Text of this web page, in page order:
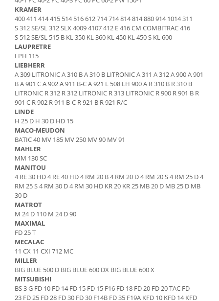
Joystick Danfoss
Joystick Dieci
Joystick Sevcon
Joystick Skyjack
Joystick Niftylift
Joystick Airo
Joystick CTI INTERNAL
Joystick Grove
Joystick Dinolift
Joystick Haulotte
Piese Joystick
Baterii
Baterie 2V
Baterii 6V
Baterie 8V
Baterii 12V
Baterii 24V
Mentenanta baterii
Incarcatoare - redresoare
Redresor 12V
Incarcatoare 24V
Redresor 36V
Redresoare 80V
Piese Nilfisk
Piese Neuson
Piese Nagano
Piese Bitelli
Piese Carrier
Piese Yamaguchi
Piese Weiro
Piese Toro
Piese Thomas
Piese Thaler
Piese Thwaites
Piese Tennant
Piese Sumitomo
Piese Beretta
Piese Weber
Piese Spra Coupe
Piese Skogs Jan
Piese Schmidt
Piese Saurer
Piese Rottne
KRAMER
400 411 414 415 514 516 612 714 714 814 814 880 914 1014 311
S 312 SE/SL 312 SLX 4009 4107 412 E 416 CM COMBITRAC 416
S 512 SE/SL 515 B KL 350 KL 360 KL 450 KL 450 S KL 600
LAUPRETRE
LPH 115
LIEBHERR
A 309 LITRONIC A 310 B A 310 B LITRONIC A 311 A 312 A 900 A 901
B A 901 C A 902 A 911 B-C A 921 L 508 LH 900 A R 310 B R 310 B
LITRONIC R 312 R 312 LITRONIC R 313 LITRONIC R 900 R 901 B R
901 C R 902 R 911 B-C R 921 B R 921 R/C
LINDE
H 25 D H 30 D HD 15
MACO-MEUDON
BATIC 40 MV 185 MV 250 MV 90 MV 91
MAHLER
MM 130 SC
MANITOU
4 RE 30 HD 4 RE 40 HD 4 RM 20 B 4 RM 20 D 4 RM 20 S 4 RM 25 D 4
RM 25 S 4 RM 30 D 4 RM 30 HD KR 20 KR 25 MB 20 D MB 25 D MB
30 D
MATROT
M 24 D 110 M 24 D 90
MAXIMAL
FD 25 T
MECALAC
11 CX 11 CXI 712 MC
MILLER
BIG BLUE 500 D BIG BLUE 600 DX BIG BLUE 600 X
MITSUBISHI
BS 3 G FD 10 FD 14 FD 15 FD 15 F16 FD 18 FD 20 FD 20 TAC FD
23 FD 25 FD 28 FD 30 FD 30 F14B FD 35 F19A KFD 10 KFD 14 KFD